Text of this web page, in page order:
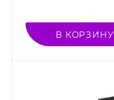
В КОРЗИНУ